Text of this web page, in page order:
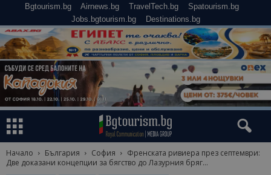
Bgtourism.bg Airnews.bg TravelTech.bg
Spatourism.bg
Jobs.bgtourism.bg
Destinations.bg
Начало България София
Френската ривиера през септември:
Две доказани концепции за бягство до Лазурния бряг...